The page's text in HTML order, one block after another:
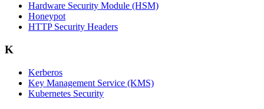
Hardware Security Module (HSM)
Honeypot
HTTP Security Headers
K
Kerberos
Key Management Service (KMS)
Kubernetes Security